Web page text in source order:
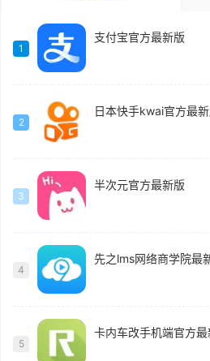
1
支付宝官方最新版
2
日本快手kwai官方最
3
半次元官方最新版
4
先之lms网络商学院最
5
卡内车改手机端官方最